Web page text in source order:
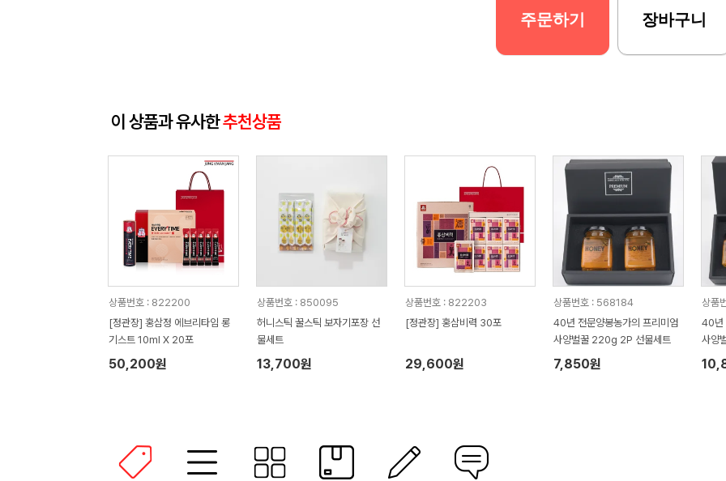
주문하기 장바구니
이 상품과 유사한추천상품
상품번호 : 822200
[정관장] 홍삼정 에브리타임 롱
기스트 10ml X 20포
50,200원
상품번호 : 850095
허니스틱 꿀스틱 보자기포장 선
물세트
13,700원
상품번호 : 822203
[정관장] 홍삼비력 30포
29,600원
상품번호 : 568184
40년 전문양봉농가의 프리미엄
사양벌꿀 220g 2P 선물세트
7,850원
상품
40년
사양